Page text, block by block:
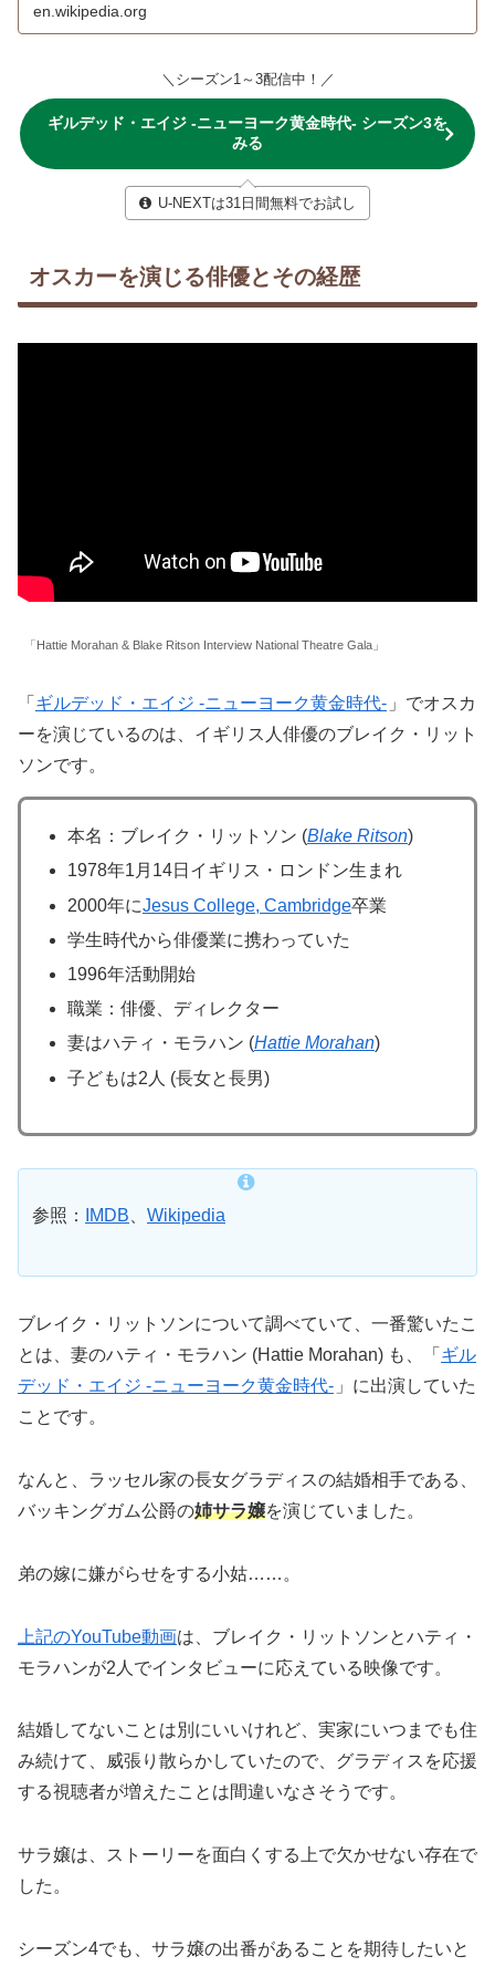
en.wikipedia.org
＼シーズン1～3配信中！／
ギルデッド・エイジ -ニューヨーク黄金時代- シーズン3を
みる
U-NEXTは31日間無料でお試し
オスカーを演じる俳優とその経歴
「Hattie Morahan & Blake Ritson Interview National Theatre Gala」
「 ギルデッド・エイジ -ニューヨーク黄金時代- 」でオスカ
ーを演じているのは、イギリス人俳優のブレイク・リット
ソンです。
本名：ブレイク・リットソン (Blake Ritson)
1978年1月14日イギリス・ロンドン生まれ
2000年にJesus College, Cambridge卒業
学生時代から俳優業に携わっていた
1996年活動開始
職業：俳優、ディレクター
妻はハティ・モラハン (Hattie Morahan)
子どもは2人 (長女と長男)
参照： IMDB Wikipedia
ブレイク・リットソンについて調べていて、一番驚いたこ
とは、妻のハティ・モラハン (Hattie Morahan) も、「 ギル
デッド・エイジ -ニューヨーク黄金時代- 」に出演していた
ことです。
なんと、ラッセル家の長女グラディスの結婚相手である、
バッキングガム公爵の姉サラ嬢を演じていました。
弟の嫁に嫌がらせをする小姑……。
上記のYouTube動画は、ブレイク・リットソンとハティ・
モラハンが2人でインタビューに応えている映像です。
結婚してないことは別にいいけれど、実家にいつまでも住
み続けて、威張り散らかしていたので、グラディスを応援
する視聴者が増えたことは間違いなさそうです。
サラ嬢は、ストーリーを面白くする上で欠かせない存在で
した。
シーズン4でも、サラ嬢の出番があることを期待したいと